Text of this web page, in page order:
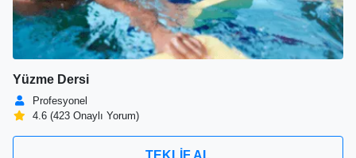
Yüzme Dersi
Profesyonel
4.6 (423 Onaylı Yorum)
TEKLİF AL